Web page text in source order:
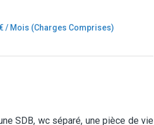
/ Mois (Charges Comprises)
SDB, wc séparé, une pièce de vie